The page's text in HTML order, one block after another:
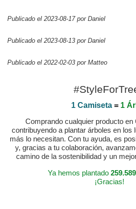
Publicado el 2023-08-17 por Daniel
Publicado el 2023-08-13 por Daniel
Publicado el 2022-02-03 por Matteo
1 Camiseta = 1
Comprando cualquier producto en
contribuyendo a plantar árboles en los
más lo necesitan. Con tu ayuda, es
y, gracias a tu colaboración,
camino de la sostenibilidad y un
Ya hemos plantado 259.589
¡Gracias!